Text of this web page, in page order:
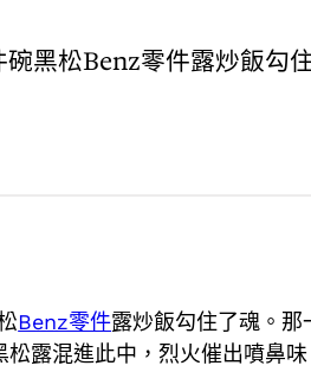
黑松Benz零件露炒飯勾
Benz零件露炒飯勾住了魂。
露混進此中，烈火催出噴鼻